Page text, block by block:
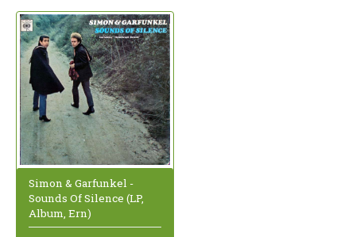
Simon & Garfunkel -
Sounds Of Silence (LP,
Album, Ern)